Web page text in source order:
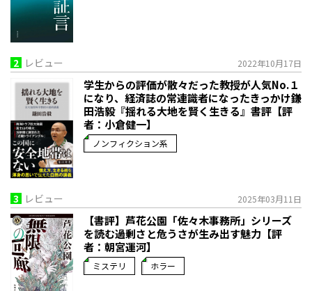
2 レビュー 2022年10月17日
学生からの評価が散々だった教授が人気No.１
になり、経済誌の常連識者になったきっかけ――鎌
田浩毅『揺れる大地を賢く生きる』書評【評
者：小倉健一】
ノンフィクション系
3 レビュー 2025年03月11日
【書評】芦花公園「佐々木事務所」シリーズ
を読む――過剰さと危うさが生み出す魅力【評
者：朝宮運河】
ミステリ ホラー